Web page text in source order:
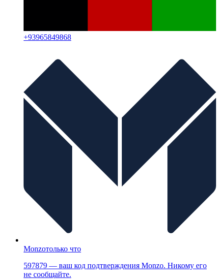
+93965849868
Monzoтолько что
597879 — ваш код подтверждения Monzo. Никому его
не сообщайте.